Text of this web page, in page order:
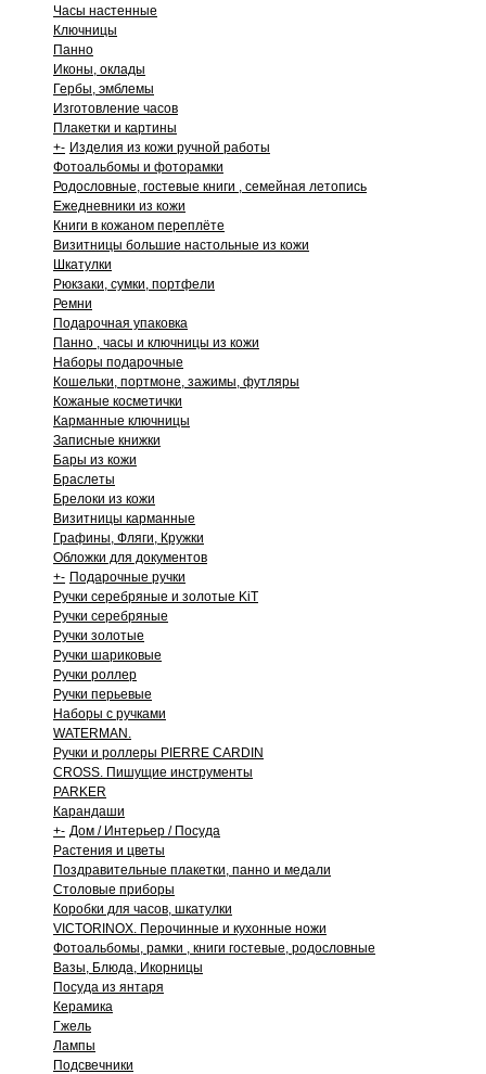
Часы настенные
Ключницы
Панно
Иконы, оклады
Гербы, эмблемы
Изготовление часов
Плакетки и картины
+- Изделия из кожи ручной работы
Фотоальбомы и фоторамки
Родословные, гостевые книги , семейная летопись
Ежедневники из кожи
Книги в кожаном переплёте
Визитницы большие настольные из кожи
Шкатулки
Рюкзаки, сумки, портфели
Ремни
Подарочная упаковка
Панно , часы и ключницы из кожи
Наборы подарочные
Кошельки, портмоне, зажимы, футляры
Кожаные косметички
Карманные ключницы
Записные книжки
Бары из кожи
Браслеты
Брелоки из кожи
Визитницы карманные
Графины, Фляги, Кружки
Обложки для документов
+- Подарочные ручки
Ручки серебряные и золотые KiT
Ручки серебряные
Ручки золотые
Ручки шариковые
Ручки роллер
Ручки перьевые
Наборы с ручками
WATERMAN.
Ручки и роллеры PIERRE CARDIN
CROSS. Пишущие инструменты
PARKER
Карандаши
+- Дом / Интерьер / Посуда
Растения и цветы
Поздравительные плакетки, панно и медали
Столовые приборы
Коробки для часов, шкатулки
VICTORINOX. Перочинные и кухонные ножи
Фотоальбомы, рамки , книги гостевые, родословные
Вазы, Блюда, Икорницы
Посуда из янтаря
Керамика
Гжель
Лампы
Подсвечники